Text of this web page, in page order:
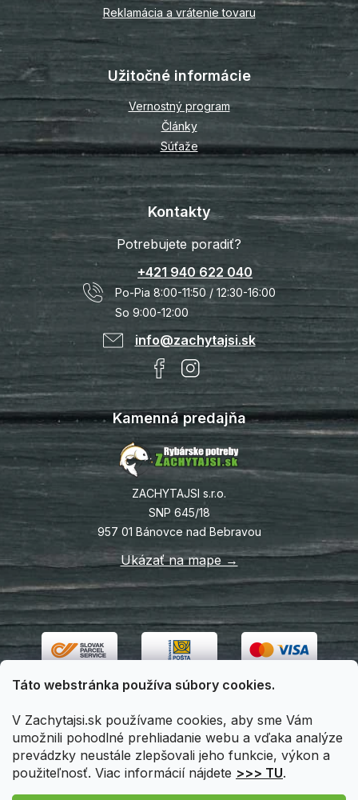
Táto webstránka používa súbory cookies.
V Zachytajsi.sk používame cookies, aby sme Vám
umožnili pohodlné prehliadanie webu a vďaka analýze
prevádzky neustále zlepšovali jeho funkcie, výkon a
použiteľnosť. Viac informácií nájdete >>> TU.
Reklamácia a vrátenie tovaru
Užitočné informácie
Vernostný program
Články
Súťaže
Kontakty
Potrebujete poradiť?
+421 940 622 040
Po-Pia 8:00-11:50 / 12:30-16:00
So 9:00-12:00
info@zachytajsi.sk
Kamenná predajňa
ZACHYTAJSI s.r.o.
SNP 645/18
957 01 Bánovce nad Bebravou
Ukázať na mape →